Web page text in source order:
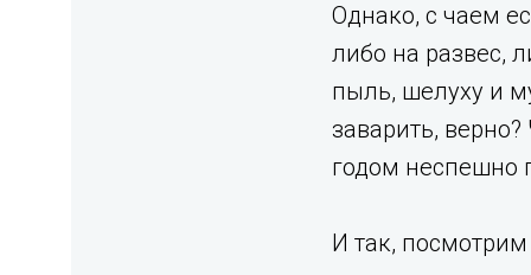
Однако, с чаем
либо на развес,
пыль, шелуху и
заварить,
годом неспешно
И так,